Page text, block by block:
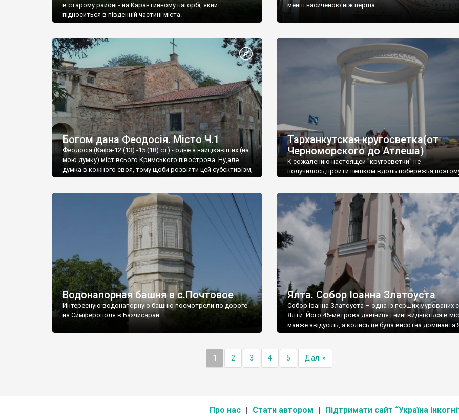
в старому районі - на Карантинному пагорбі, який
підноситься в південній частині міста.
менш насиченою ніж перша.
Богом дана Феодосія. Місто Ч.1
Феодосія (Кафа-12 (13) -15 (18) ст) - одне з найцікавіших (на
мою думку) міст всього Кримського півострова .Ну,але
думка в кожного своя, тому щоби розвіяти цей субєктивізм,
запрошую відвідати це
Тарханкутская кругосветка(от
Черноморского до Атлеша)
К сожалению настоящей "кругосветки" не
получилось,пройти пешком вдоль
Водонапорная башня в с.Почтовое
Интересную водонапорную башню посмотрели по дороге
из Симферополя в Бахчисарай.
Ялта. Собор Іоанна Златоуста
Собор Іоанна Златоуста – одна із перших мурованих
Ялти. Його 45-метрова дзвіниця і нині видніється в
майже звідусіль, а колись це була висотна домінанта
1 2 3 4 5 Далі »
Про нас Стати автором Підтримати сайт “Україна